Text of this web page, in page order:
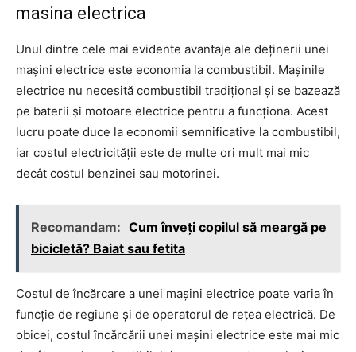
masina electrica
Unul dintre cele mai evidente avantaje ale deținerii unei
mașini electrice este economia la combustibil. Mașinile
electrice nu necesită combustibil tradițional și se bazează
pe baterii și motoare electrice pentru a funcționa. Acest
lucru poate duce la economii semnificative la combustibil,
iar costul electricității este de multe ori mult mai mic
decât costul benzinei sau motorinei.
Recomandam: Cum înveți copilul să meargă pe
bicicletă? Baiat sau fetita
Costul de încărcare a unei mașini electrice poate varia în
funcție de regiune și de operatorul de rețea electrică. De
obicei, costul încărcării unei mașini electrice este mai mic